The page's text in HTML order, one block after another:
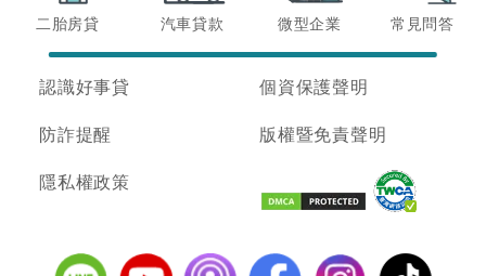
二胎房貸 汽車貸款 微型企業 常見問答
認識好事貸 個資保護聲明
防詐提醒 版權暨免責聲明
隱私權政策